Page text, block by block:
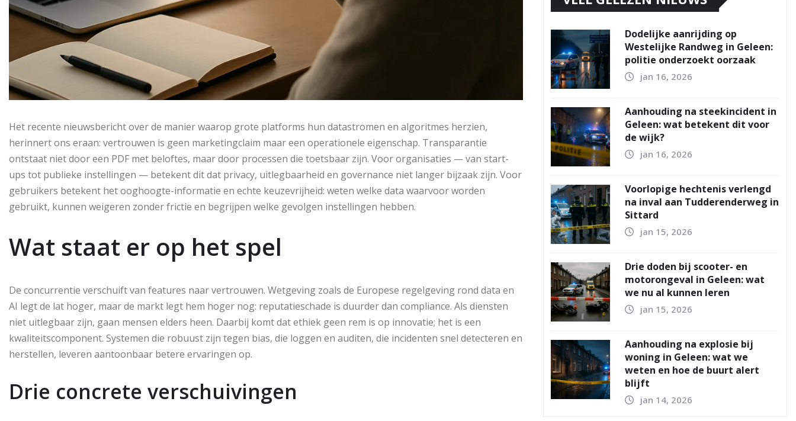
Het recente nieuwsbericht over de manier waarop grote platforms hun datastromen en algoritmes herzien,
herinnert ons eraan: vertrouwen is geen marketingclaim maar een operationele eigenschap. Transparantie
ontstaat niet door een PDF met beloftes, maar door processen die toetsbaar zijn. Voor organisaties — van start-
ups tot publieke instellingen — betekent dit dat privacy, uitlegbaarheid en governance niet langer bijzaak zijn. Voor
gebruikers betekent het ooghoogte-informatie en echte keuzevrijheid: weten welke data waarvoor worden
gebruikt, kunnen weigeren zonder frictie en begrijpen welke gevolgen instellingen hebben.
Wat staat er op het spel
De concurrentie verschuift van features naar vertrouwen. Wetgeving zoals de Europese regelgeving rond data en
AI legt de lat hoger, maar de markt legt hem hoger nog: reputatieschade is duurder dan compliance. Als diensten
niet uitlegbaar zijn, gaan mensen elders heen. Daarbij komt dat ethiek geen rem is op innovatie; het is een
kwaliteitscomponent. Systemen die robuust zijn tegen bias, die loggen en auditen, die incidenten snel detecteren en
herstellen, leveren aantoonbaar betere ervaringen op.
Drie concrete verschuivingen
Dodelijke aanrijding op
Westelijke Randweg in Geleen:
politie onderzoekt oorzaak
jan 16, 2026
Aanhouding na steekincident in
Geleen: wat betekent dit voor
de wijk?
jan 16, 2026
Voorlopige hechtenis verlengd
na inval aan Tudderenderweg in
Sittard
jan 15, 2026
Drie doden bij scooter- en
motorongeval in Geleen: wat
we nu al kunnen leren
jan 15, 2026
Aanhouding na explosie bij
woning in Geleen: wat we
weten en hoe de buurt alert
blijft
jan 14, 2026